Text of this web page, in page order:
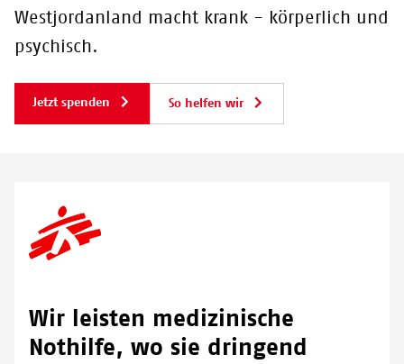
der seit seiner Verletzung 2025 mit einem externen Fixateur
lebt. Al-Mawasi-Gesundheitszentrum, Khan Younis, Gaza.
Westjordanland macht krank - körperlich und
psychisch.
Jetzt spenden So helfen wir
Wir leisten medizinische
Nothilfe, wo sie dringend